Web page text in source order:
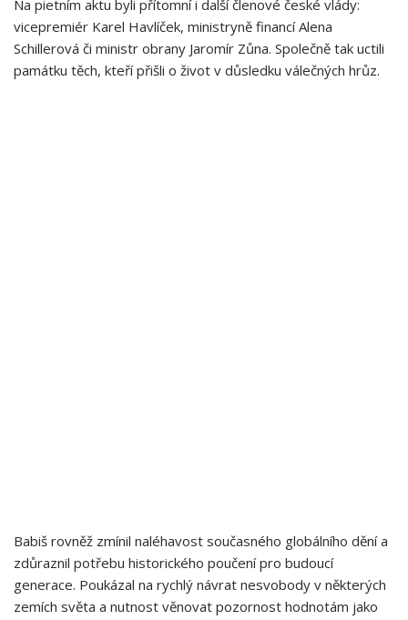
Na pietním‍ aktu byli přítomní i další členové⁤ české vlády:
vicepremiér Karel Havlíček, ministryně financí⁢ Alena
Schillerová ⁣či ministr obrany Jaromír Zůna. Společně tak uctili
památku těch, kteří přišli o život v důsledku válečných hrůz.
Babiš rovněž zmínil naléhavost současného globálního dění a
zdůraznil potřebu historického poučení pro budoucí
generace. Poukázal na rychlý návrat⁤ nesvobody v některých⁢
zemích světa ‌a nutnost věnovat pozornost hodnotám jako